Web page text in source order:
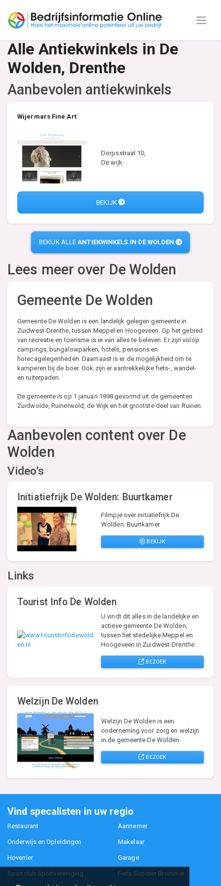
Alle Antiekwinkels in De
Wolden, Drenthe
Aanbevolen antiekwinkels
Wijermars Fine Art
Dorpsstraat 10,
De wijk
BEKIJK
BEKIJK ALLEANTIEKWINKELS IN DE WOLDEN
Lees meer over De Wolden
Gemeente De Wolden
Gemeente De Wolden is een landelijk gelegen gemeente in
Zuidwest-Drenthe, tussen Meppel en Hoogeveen. Op het gebied
van recreatie en toerisme is er van alles te beleven. Er zijn volop
campings, bungalowparken, hotels, pensions en
horecagelegenheden. Daarnaast is er de mogelijkheid om te
kamperen bij de boer. Ook zijn er aantrekkelijke fiets-, wandel-
en ruiterpaden.
De gemeente is op 1 januari 1998 gevormd uit de gemeenten
Zuidwolde, Ruinerwold, de Wijk en het grootste deel van Ruinen.
Aanbevolen content over De
Wolden
Video's
Initiatiefrijk De Wolden: Buurtkamer
Filmpje over initiatiefrijk De
Wolden: Buurtkamer
BEKIJK
Links
Tourist Info De Wolden
U vindt dit alles in de landelijke en
actieve gemeente De Wolden,
tussen het stedelijke Meppel en
Hoogeveen in Zuidwest-Drenthe.
BEZOEK
Welzijn De Wolden
Welzijn De Wolden is een
onderneming voor zorg en welzijn
in de gemeente De Wolden.
BEZOEK
Vind specalisten in uw regio
Restaurant Aannemer
Onderwijs en Opleidingen Makelaar
Hovenier Garage
Sportclub Sportvereniging Fiets Scooter Brommer